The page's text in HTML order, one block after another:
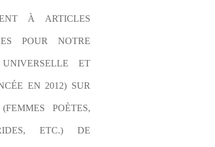
À ARTICLES
POUR NOTRE
ET
EN 2012) SUR
POÈTES,
ETC.) DE